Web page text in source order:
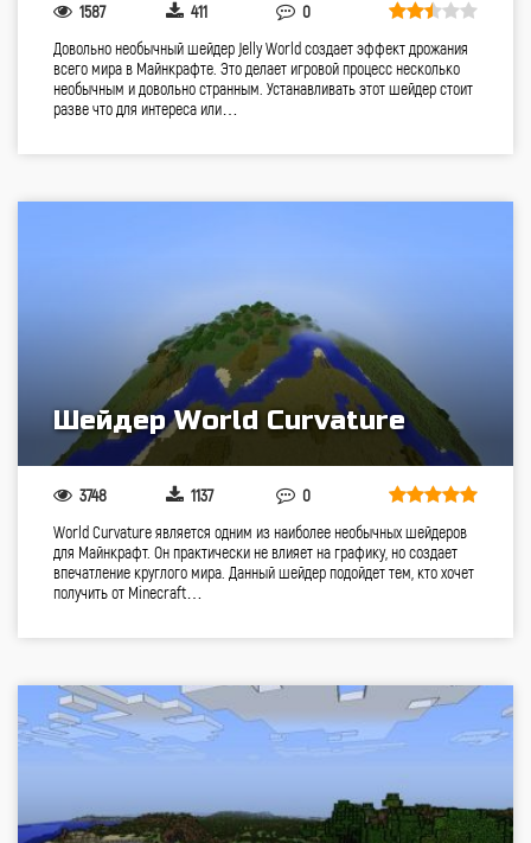
1587 411 0
Довольно необычный шейдер Jelly World создает эффект дрожания
всего мира в Майнкрафте. Это делает игровой процесс несколько
необычным и довольно странным. Устанавливать этот шейдер стоит
разве что для интереса или…
Шейдер World Curvature
3748 1137 0
World Curvature является одним из наиболее необычных шейдеров
для Майнкрафт. Он практически не влияет на графику, но создает
впечатление круглого мира. Данный шейдер подойдет тем, кто хочет
получить от Minecraft…